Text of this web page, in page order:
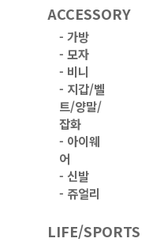
ACCESSORY
- 가방
- 모자
- 비니
- 지갑/벨
트/양말/
잡화
- 아이웨
어
- 신발
- 쥬얼리
LIFE/SPORTS